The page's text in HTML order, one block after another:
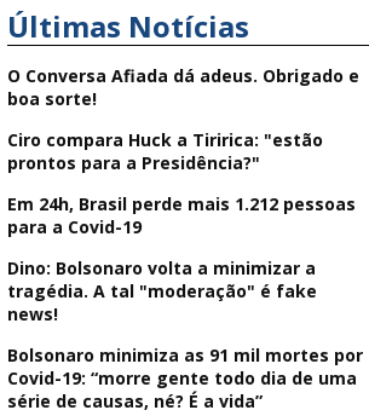
Últimas Notícias
O Conversa Afiada dá adeus. Obrigado e
boa sorte!
Ciro compara Huck a Tiririca: "estão
prontos para a Presidência?"
Em 24h, Brasil perde mais 1.212 pessoas
para a Covid-19
Dino: Bolsonaro volta a minimizar a
tragédia. A tal "moderação" é fake
news!
Bolsonaro minimiza as 91 mil mortes por
Covid-19: “morre gente todo dia de uma
série de causas, né? É a vida”